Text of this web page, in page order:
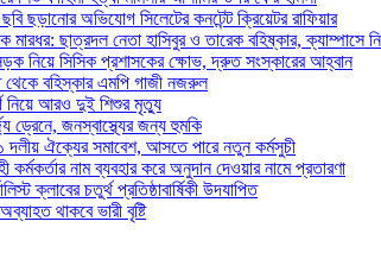
ছড়ানোর অভিযোগ সিলেটের কনটেন্ট ক্রিয়েটর রাফিয়ার
মারধর: ছাত্রদল নেতা হাসিবুর ও তারেক বহিষ্কার, ক্যাম্পাসে
নিয়ে সিসিক প্রশাসকের ক্ষোভ, দ্রুত সংস্কারের আহ্বান
থেকে বহিস্কার এমপি গাজী নজরুল
নিয়ে আরও দুই শিশুর মৃত্যু
ড্রেনে, জনস্বাস্থ্যের জন্য হুমকি
দলীয় ঐক্যের সমাবেশ, আসতে পারে নতুন কর্মসুচী
কর্মকর্তার নাম ব্যবহার করে অনুদান দেওয়ার নামে প্রতারণা
ক্লাবের চতুর্থ প্রতিষ্ঠাবার্ষিকী উদযাপিত
থাকবে ভারী বৃষ্টি